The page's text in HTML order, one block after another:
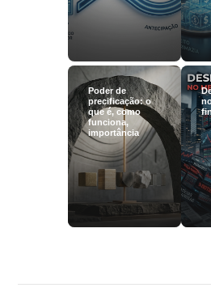
Poder de
precificação: o
que é, como
funciona,
importância